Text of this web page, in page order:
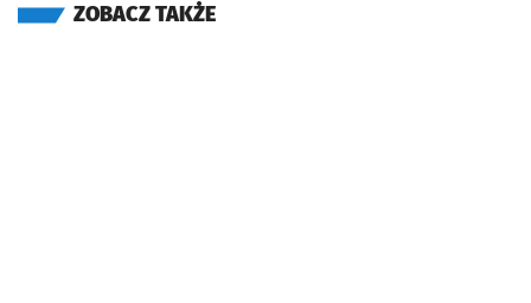
ZOBACZ TAKŻE